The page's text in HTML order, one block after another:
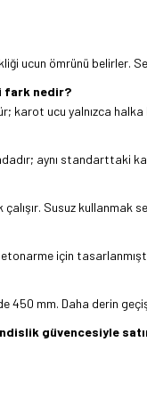
ucun ömrünü belirler.
fark nedir?
karot ucu yalnızca
aynı standarttaki
Susuz kullanmak
için
450 mm. Daha derin
güvencesiyle